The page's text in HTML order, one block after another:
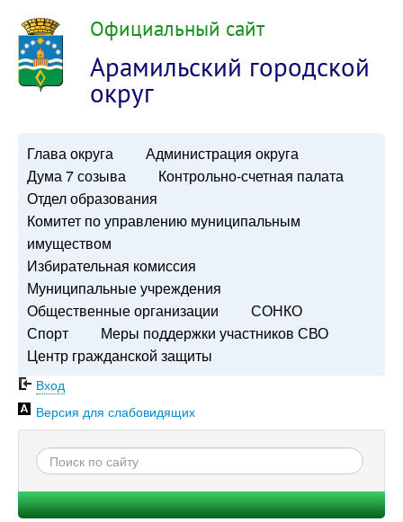
Официальный сайт
Арамильский городской
округ
Глава округа
Администрация округа
Дума 7 созыва
Контрольно-счетная палата
Отдел образования
Комитет по управлению муниципальным
имуществом
Избирательная комиссия
Муниципальные учреждения
Общественные организации
СОНКО
Спорт
Меры поддержки участников СВО
Центр гражданской защиты
Вход
Версия для слабовидящих